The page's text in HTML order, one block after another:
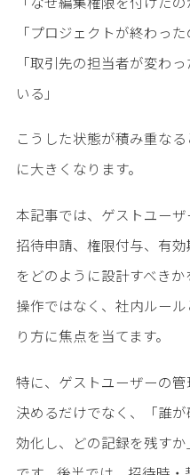
「プロジェクトが終わっ
「取引先の担当者が変わ
いる」
こうした状態が積み重な
に大きくなります。
本記事では、ゲストユーザ
招待申請、権限付与、有
をどのように設計すべき
操作ではなく、社内ルー
り方に焦点を当てます。
特に、ゲストユーザーの
決めるだけでなく、「誰
効化し、どの記録を残す